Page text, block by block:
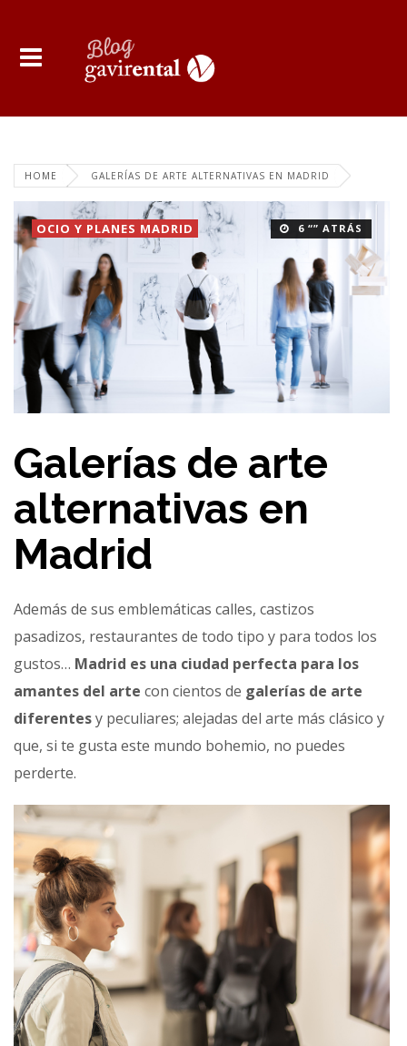
HOME GALERÍAS DE ARTE ALTERNATIVAS EN MADRID
6 “” ATRÁS
OCIO Y PLANES MADRID
Galerías de arte
alternativas en
Madrid
Además de sus emblemáticas calles, castizos
pasadizos, restaurantes de todo tipo y para todos los
gustos… Madrid es una ciudad perfecta para los
amantes del arte con cientos de galerías de arte
diferentesy peculiares; alejadas del arte más clásico y
que, si te gusta este mundo bohemio, no puedes
perderte.